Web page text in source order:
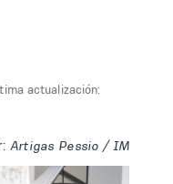
actualización:
Artigas Pessio / IM